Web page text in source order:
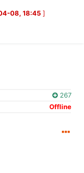
08, 18:45 ]
267
Offline